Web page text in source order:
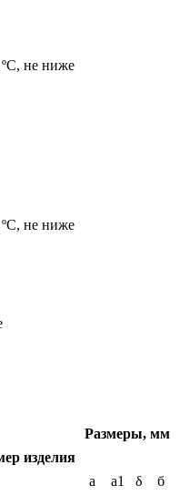
ºС, не ниже
ºС, не ниже
изделия
Размеры, мм
а а1 δ б